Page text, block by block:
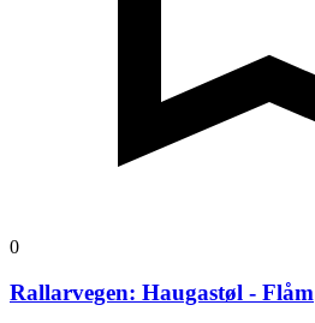
0
Rallarvegen: Haugastøl - Flåm